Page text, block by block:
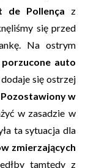
de Pollença z
się przed
Na ostrym
auto
się ostrzej
Pozostawiony w
w zasadzie w
ta sytuacja dla
zmierzających
tamtędy z